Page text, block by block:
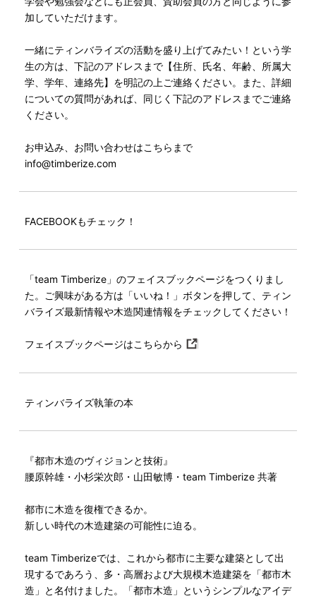
加していただけます。
一緒にティンバライズの活動を盛り上げてみたい！という学
生の方は、下記のアドレスまで【住所、氏名、年齢、所属大
学、学年、連絡先】を明記の上ご連絡ください。また、詳細
についての質問があれば、同じく下記のアドレスまでご連絡
ください。
お申込み、お問い合わせはこちらまで
info@timberize.com
FACEBOOKもチェック！
「team Timberize」のフェイスブックページをつくりまし
た。ご興味がある方は「いいね！」ボタンを押して、ティン
バライズ最新情報や木造関連情報をチェックしてください！
フェイスブックページはこちらから
ティンバライズ執筆の本
『都市木造のヴィジョンと技術』
腰原幹雄・小杉栄次郎・山田敏博・team Timberize 共著
都市に木造を復権できるか。
新しい時代の木造建築の可能性に迫る。
team Timberizeでは、これから都市に主要な建築として出
現するであろう、多・高層および大規模木造建築を「都市木
造」と名付けました。「都市木造」というシンプルなアイデ